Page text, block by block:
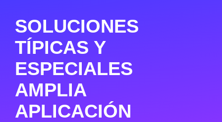
SOLUCIONES
TÍPICAS Y
ESPECIALES
AMPLIA
APLICACIÓN